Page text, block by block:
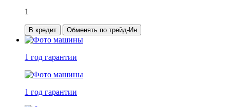
1
В кредит Обменять по трейд-Ин
1 год гарантии
1 год гарантии